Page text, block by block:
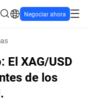
Negociar ahora
El XAG/USD
de los